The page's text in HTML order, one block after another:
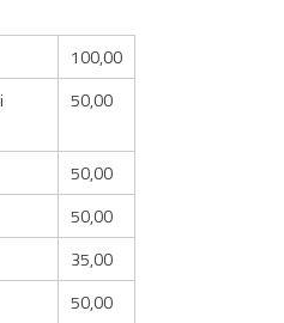
100,00
50,00
50,00
50,00
35,00
50,00